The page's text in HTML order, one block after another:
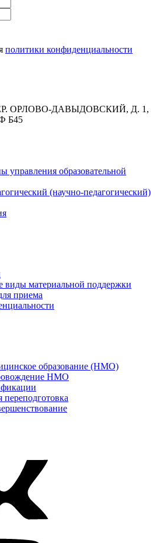
политики конфиденциальности
ОРЛОВО-ДАВЫДОВСКИЙ, Д. 1,
Б45
управления образовательной
(научно-педагогический)
материальной поддержки
приема
образование (НМО)
НМО